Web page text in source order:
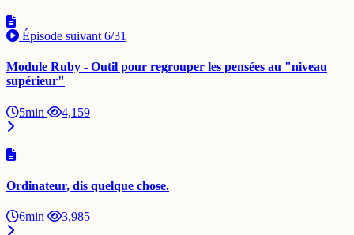
Épisode suivant 6/31
Module Ruby - Outil pour regrouper les pensées au "niveau
supérieur"
5min 4,159
Ordinateur, dis quelque chose.
6min 3,985